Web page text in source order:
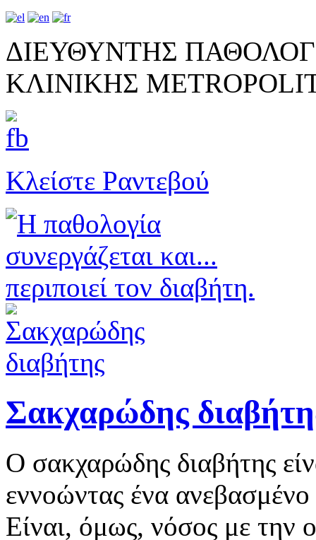
ΔΙΕΥΘΥΝΤΗΣ
ΚΛΙΝΙΚΗΣ
Κλείστε Ραντεβού
Σακχαρώδης
Ο σακχαρώδης διαβήτης
εννοώντας ένα
Είναι, όμως, νόσος με την